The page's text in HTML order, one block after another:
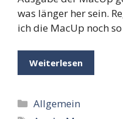
was länger her sein.
ich die MacUp noch
Weiterlesen
Kategorien
Allgemein